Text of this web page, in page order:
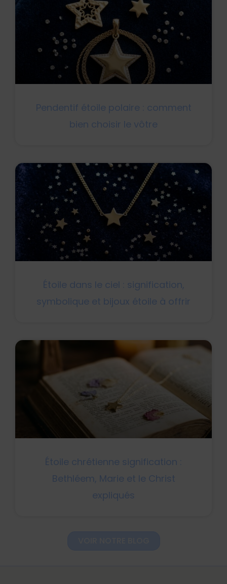
Pendentif étoile polaire : comment
bien choisir le vôtre
Étoile dans le ciel : signification,
symbolique et bijoux étoile à offrir
Étoile chrétienne signification :
Bethléem, Marie et le Christ
expliqués